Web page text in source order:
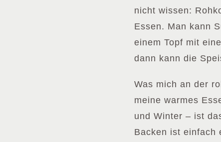
nicht wissen:
Essen. Man kann
einem Topf mit
dann kann die
Was mich an der
meine warmes
und Winter – ist
Backen ist einfach